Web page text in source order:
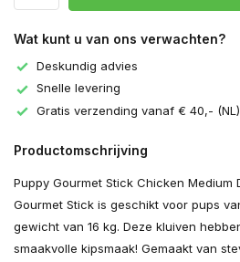
Wat kunt u van ons verwachten?
Deskundig advies
Snelle levering
Gratis verzending vanaf € 40,- (NL)
Productomschrijving
Puppy Gourmet Stick Chicken Medium
Gourmet Stick is geschikt voor pups
gewicht van 16 kg. Deze kluiven
smaakvolle kipsmaak! Gemaakt van